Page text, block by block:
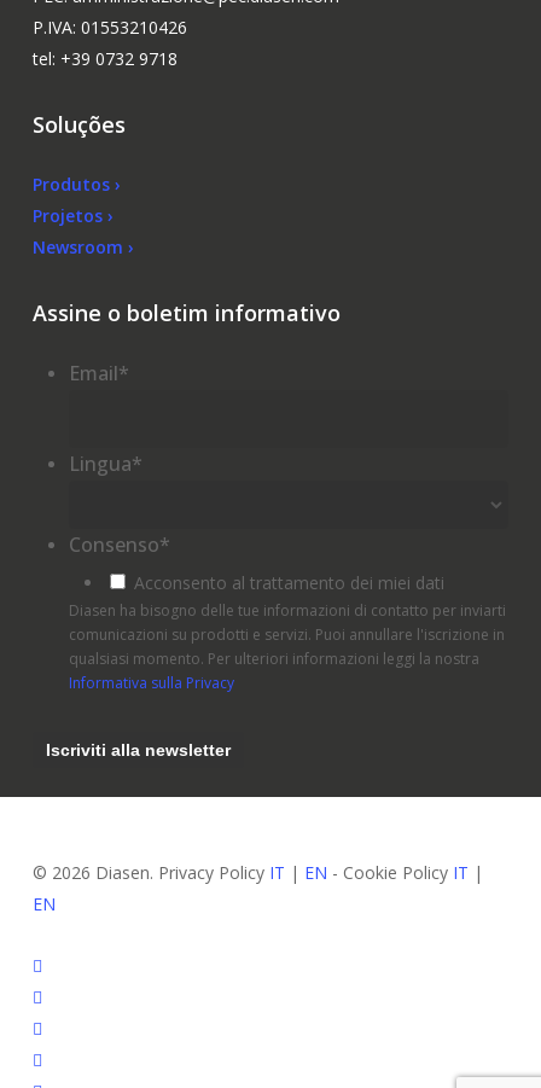
P.IVA: 01553210426
tel: +39 0732 9718
Soluções
Produtos ›
Projetos ›
Newsroom ›
Assine o boletim informativo
Email*
Lingua*
Consenso*
Acconsento al trattamento dei miei dati
Diasen ha bisogno delle tue informazioni di contatto per inviarti
comunicazioni su prodotti e servizi. Puoi annullare l'iscrizione in
qualsiasi momento. Per ulteriori informazioni leggi la nostra
Informativa sulla Privacy
© 2026 Diasen. Privacy Policy IT | EN - Cookie Policy IT |
EN
facebook
pinterest
linkedin
youtube